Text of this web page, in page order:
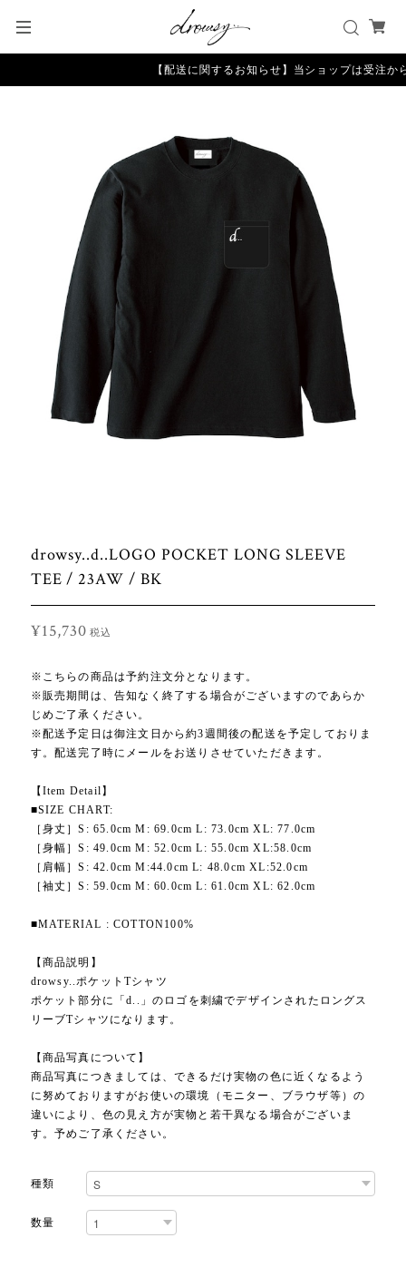
【配送に関するお知らせ】当ショップは受注か
drowsy..d..LOGO POCKET LONG SLEEVE
TEE / 23AW / BK
¥15,730 税込
※こちらの商品は予約注文分となります。
※販売期間は、告知なく終了する場合がございますのであらか
じめご了承ください。
※配送予定日は御注文日から約3週間後の配送を予定しておりま
す。配送完了時にメールをお送りさせていただきます。
【Item Detail】
■SIZE CHART:
［身丈］S: 65.0cm M: 69.0cm L: 73.0cm XL: 77.0cm
［身幅］S: 49.0cm M: 52.0cm L: 55.0cm XL:58.0cm
［肩幅］S: 42.0cm M:44.0cm L: 48.0cm XL:52.0cm
［袖丈］S: 59.0cm M: 60.0cm L: 61.0cm XL: 62.0cm
■MATERIAL : COTTON100%
【商品説明】
drowsy..ポケットTシャツ
ポケット部分に「d..」のロゴを刺繍でデザインされたロングス
リーブTシャツになります。
【商品写真について】
商品写真につきましては、できるだけ実物の色に近くなるよう
に努めておりますがお使いの環境（モニター、ブラウザ等）の
違いにより、色の見え方が実物と若干異なる場合がございま
す。予めご了承ください。
種類
数量